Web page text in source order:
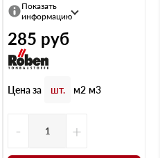
Показать
информацию
285 руб
Цена за шт. м2 м3
- +